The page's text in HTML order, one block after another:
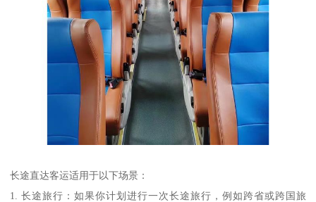
长途直达客运适用于以下场景：
1. 长途旅行：如果你计划进行一次长途旅行，例如跨省或跨国旅